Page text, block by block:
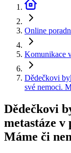
Online
Komunikace
Dědečkovi
své nemoci.
Dědečkovi
metastáze v
Máme či